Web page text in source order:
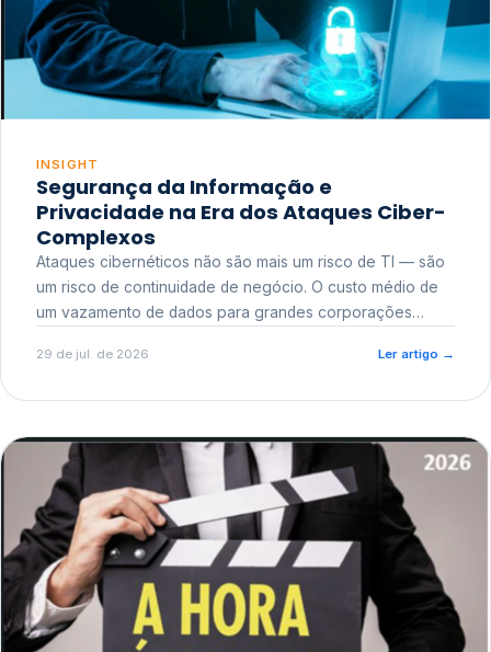
INSIGHT
Segurança da Informação e
Privacidade na Era dos Ataques Ciber-
Complexos
Ataques cibernéticos não são mais um risco de TI — são
um risco de continuidade de negócio. O custo médio de
um vazamento de dados para grandes corporações
reputacional e o risco regulatório junto a órgãos como a
29 de jul. de 2026 Ler artigo →